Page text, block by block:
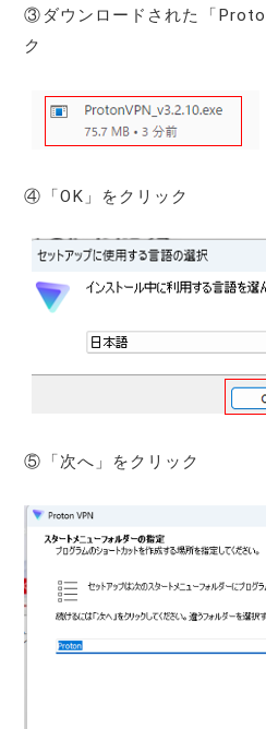
③ダウンロードされた「
ク
④「OK」をクリック
⑤「次へ」をクリック